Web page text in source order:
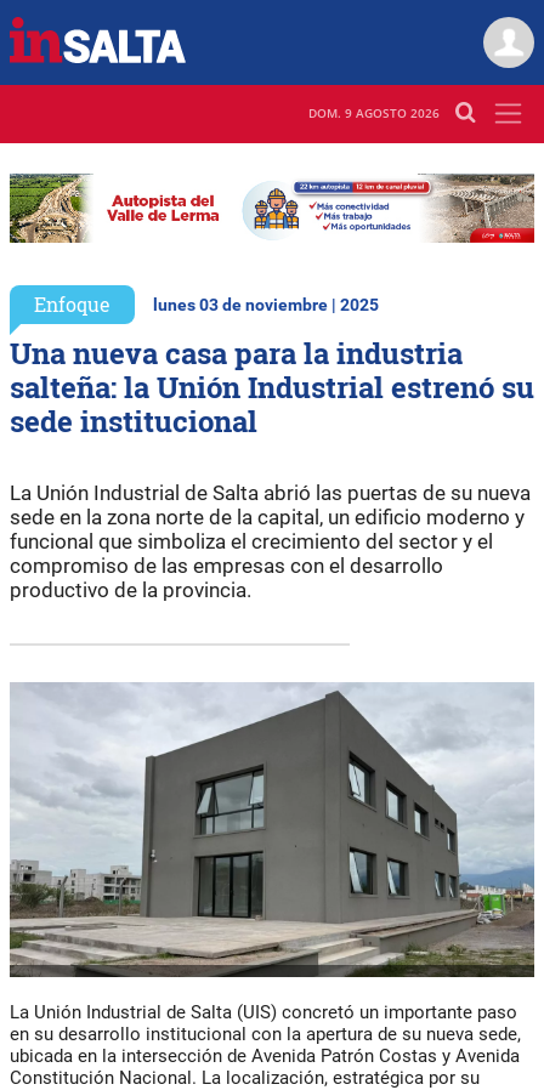
DOM. 9 AGOSTO 2026
Enfoque lunes 03 de noviembre | 2025
Una nueva casa para la industria
salteña: la Unión Industrial estrenó su
sede institucional
La Unión Industrial de Salta abrió las puertas de su nueva
sede en la zona norte de la capital, un edificio moderno y
funcional que simboliza el crecimiento del sector y el
compromiso de las empresas con el desarrollo
productivo de la provincia.
La Unión Industrial de Salta (UIS) concretó un importante paso
en su desarrollo institucional con la apertura de su nueva sede,
ubicada en la intersección de Avenida Patrón Costas y Avenida
Constitución Nacional. La localización, estratégica por su